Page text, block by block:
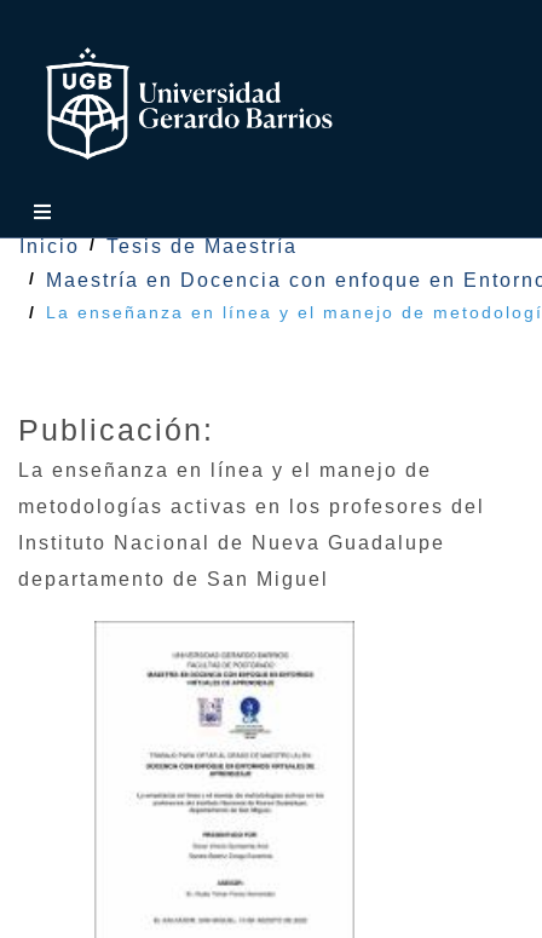
Inicio
Tesis de Maestría
Maestría en Docencia con enfoque en
La enseñanza en línea y el manejo de
Publicación:
La enseñanza en línea y el manejo de
metodologías activas en los profesores del
Instituto Nacional de Nueva Guadalupe
departamento de San Miguel